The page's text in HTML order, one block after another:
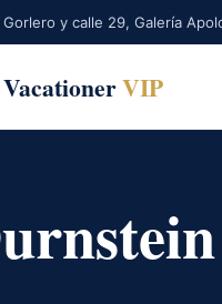
Gorlero y calle 29, Galería
VacationerVIP